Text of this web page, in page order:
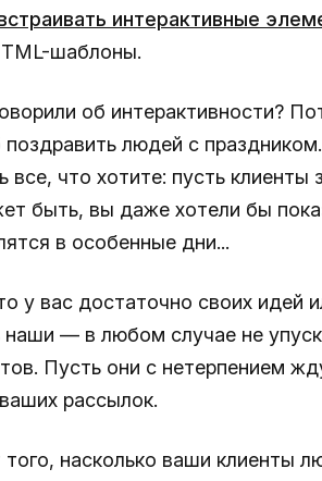
интерактивные
шаблоны.
об интерактивности?
людей с
все, что хотите: пусть
быть, вы даже хотели бы
в особенные дни...
у вас достаточно своих идей
наши — в любом случае не
Пусть они с нетерпением
рассылок.
насколько ваши клиенты